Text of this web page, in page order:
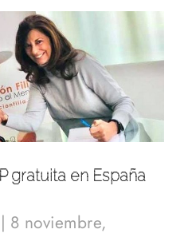
gratuita en España
| 8 noviembre,